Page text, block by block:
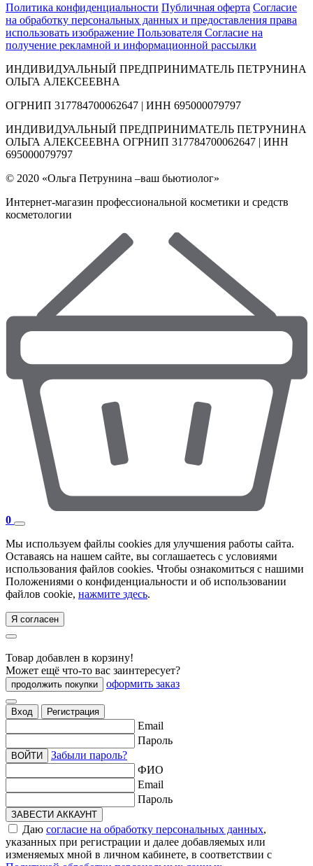
Политика конфиденциальности Публичная оферта Согласие
на обработку персональных данных и предоставления права
использовать изображение Пользователя Согласие на
получение рекламной и информационной рассылки
ИНДИВИДУАЛЬНЫЙ ПРЕДПРИНИМАТЕЛЬ ПЕТРУНИНА
ОЛЬГА АЛЕКСЕЕВНА
ОГРНИП 317784700062647 | ИНН 695000079797
ИНДИВИДУАЛЬНЫЙ ПРЕДПРИНИМАТЕЛЬ ПЕТРУНИНА
ОЛЬГА АЛЕКСЕЕВНА ОГРНИП 317784700062647 | ИНН
695000079797
© 2020 «Ольга Петрунина –ваш бьютиолог»
Интернет-магазин профессиональной косметики и средств
косметологии
0
Мы используем файлы cookies для улучшения работы сайта.
Оставаясь на нашем сайте, вы соглашаетесь с условиями
использования файлов cookies. Чтобы ознакомиться с нашими
Положениями о конфиденциальности и об использовании
файлов cookie, нажмите здесь.
Я согласен
Товар добавлен в корзину!
Может ещё что-то вас заинтересует?
продолжить покупки оформить заказ
Вход Регистрация
Email
Пароль
ВОЙТИ
Забыли пароль?
ФИО
Email
Пароль
ЗАВЕСТИ АККАУНТ
Даю согласие на обработку персональных данных,
указанных при регистрации и далее добавляемых или
изменяемых мной в личном кабинете, в соответствии с